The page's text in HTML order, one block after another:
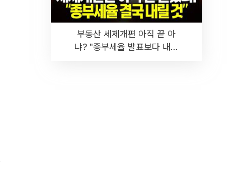
부동산 세제개편 아직 끝 아
냐? "종부세율 발표보다 내릴